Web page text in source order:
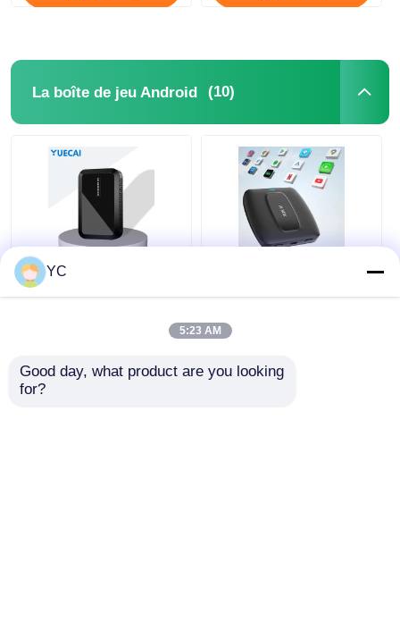
La boîte de jeu Android (10)
Boîte USB Android
Carplay câblée à la
automatique AI boîte
HDMI HD
Android Auto AI Box
YC
5:23 AM
Good day, what product are you looking
for?